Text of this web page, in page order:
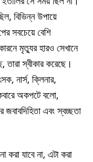
বিভিন্ন উপায়ে
সবচেয়ে বেশি
মৃত্যুর হারও সেখানে
স্বীকার করেছে।
নার্স, ক্লিনার,
অকপটে বলো,
জবাবদিহিতা এবং স্বচ্ছতা
করা যাবে না, এটা করা